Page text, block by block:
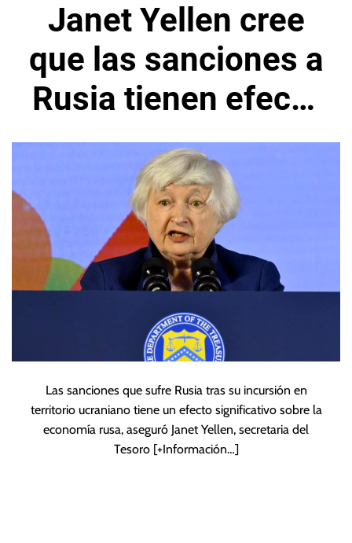
Janet Yellen cree
que las sanciones a
Rusia tienen efecto
negativo
significativo
Las sanciones que sufre Rusia tras su incursión en
territorio ucraniano tiene un efecto significativo sobre la
economía rusa, aseguró Janet Yellen, secretaria del
Tesoro [+Información…]